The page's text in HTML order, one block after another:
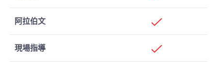
阿拉伯文
現場指導